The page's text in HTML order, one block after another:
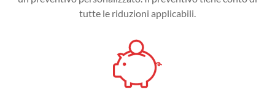
tutte le riduzioni applicabili.